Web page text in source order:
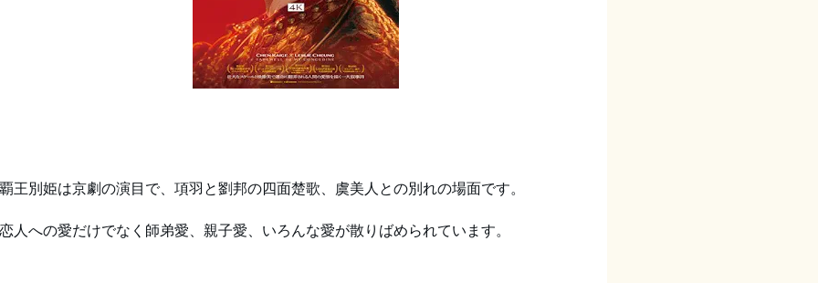
別姫は京劇の演目で、項羽と劉邦の四面楚歌、虞美人との別れの場面です。
への愛だけでなく師弟愛、親子愛、いろんな愛が散りばめられています。